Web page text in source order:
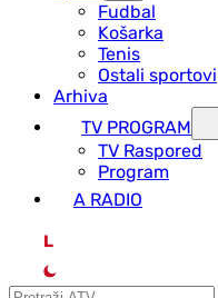
Fudbal
Košarka
Tenis
Ostali sportovi
Arhiva
TV PROGRAM
ТV Raspored
Program
A RADIO
L